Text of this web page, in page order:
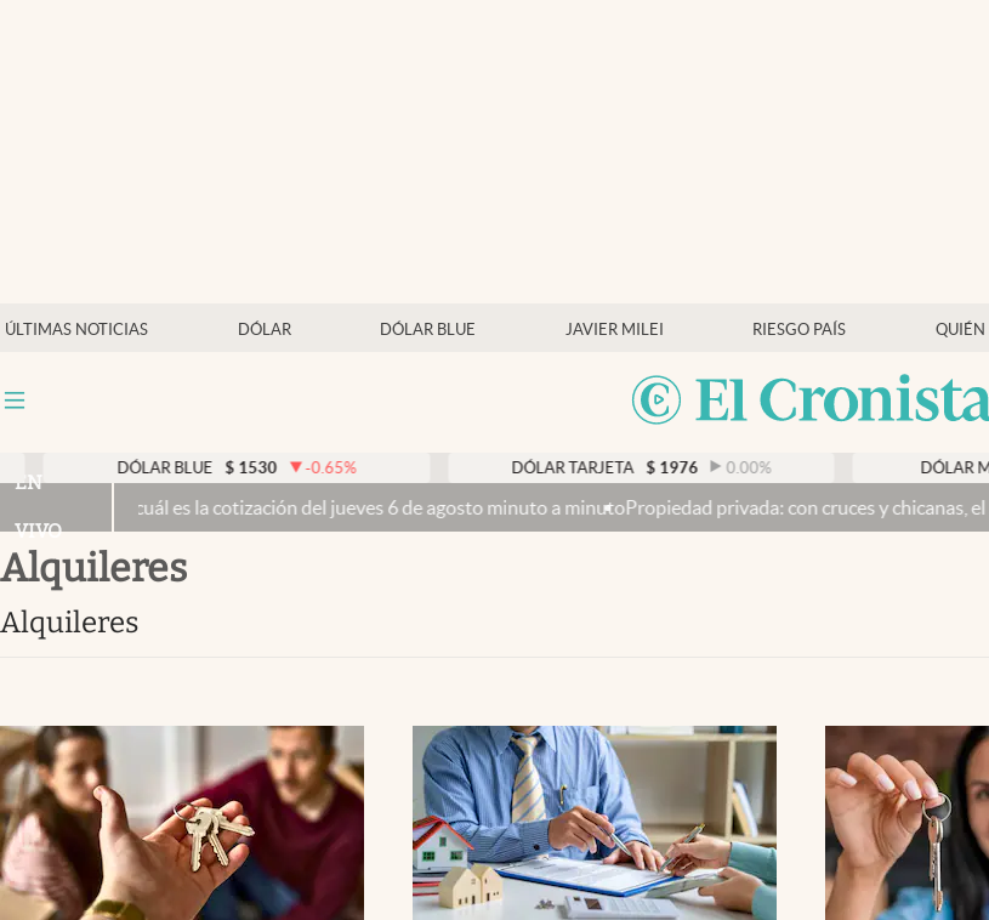
ÚLTIMAS NOTICIAS DÓLAR DÓLAR BLUE JAVIER MILEI RIESGO PAÍS QUIÉN
Mercados Online
Otras secciones
Infotechnology
Eventos Corporativos
El Cronista Studio
Mediakit
abre en nueva pestaña
$ 1530 -0.65% DÓLAR TARJETA $ 1976 0.00 % 1521,52
EN
VIVO
la cotización del jueves 6 de agosto minuto a minutoPropiedad privada: con cruces y chicanas, el Senado discute el
Alquileres
Alquileres